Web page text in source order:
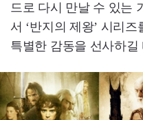
드로 다시 만날 수 있는
서 ‘반지의 제왕’ 시리
특별한 감동을 선사하길